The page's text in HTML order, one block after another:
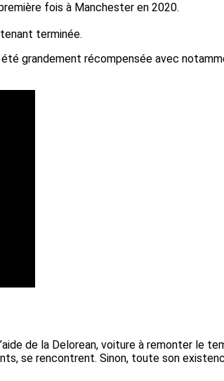
fois à Manchester en 2020.
terminée.
grandement récompensée avec
de la Delorean, voiture à remonter le
se rencontrent. Sinon, toute son